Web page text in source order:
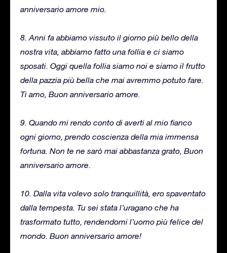
anniversario amore mio.
8. Anni fa abbiamo vissuto il giorno più bello della
nostra vita, abbiamo fatto una follia e ci siamo
sposati. Oggi quella follia siamo noi e siamo il frutto
della pazzia più bella che mai avremmo potuto fare.
Ti amo, Buon anniversario amore.
9. Quando mi rendo conto di averti al mio fianco
ogni giorno, prendo coscienza della mia immensa
fortuna. Non te ne sarò mai abbastanza grato, Buon
anniversario amore.
10. Dalla vita volevo solo tranquillità, ero spaventato
dalla tempesta. Tu sei stata l’uragano che ha
trasformato tutto, rendendomi l’uomo più felice del
mondo. Buon anniversario amore!